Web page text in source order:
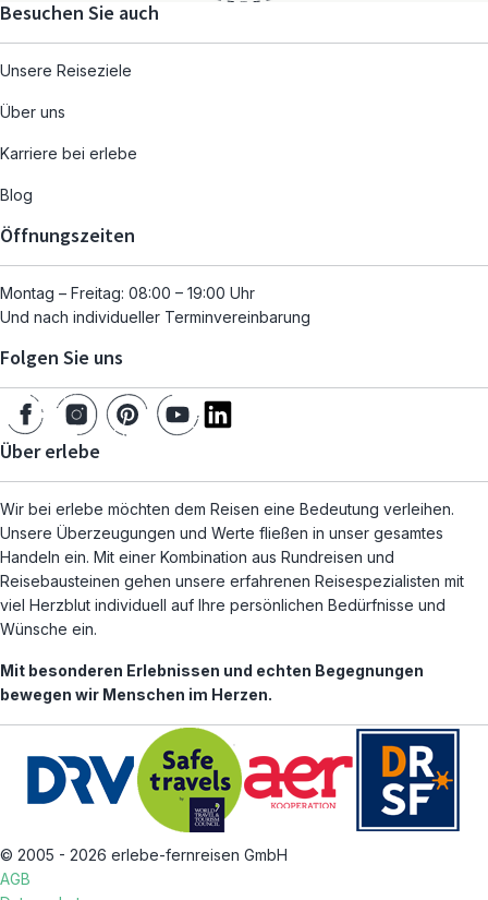
Besuchen Sie auch
Unsere Reiseziele
Über uns
Karriere bei erlebe
Blog
Öffnungszeiten
Montag – Freitag: 08:00 – 19:00 Uhr
Und nach individueller Terminvereinbarung
Folgen Sie uns
Über erlebe
Wir bei erlebe möchten dem Reisen eine Bedeutung verleihen.
Unsere Überzeugungen und Werte fließen in unser gesamtes
Handeln ein. Mit einer Kombination aus Rundreisen und
Reisebausteinen gehen unsere erfahrenen Reisespezialisten mit
viel Herzblut individuell auf Ihre persönlichen Bedürfnisse und
Wünsche ein.
Mit besonderen Erlebnissen und echten Begegnungen
bewegen wir Menschen im Herzen.
© 2005 - 2026 erlebe-fernreisen GmbH
AGB